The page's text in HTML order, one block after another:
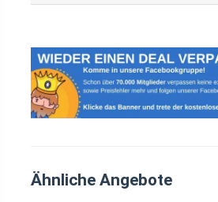
Ähnliche Angebote